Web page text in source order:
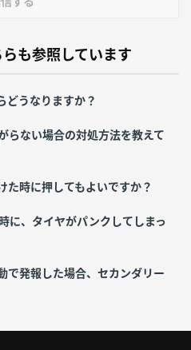
も参照しています
どうなりますか？
らない場合の対処方法を教えて
た時に押してもよいですか？
に、タイヤがパンクしてしまっ
で発報した場合、セカンダリー